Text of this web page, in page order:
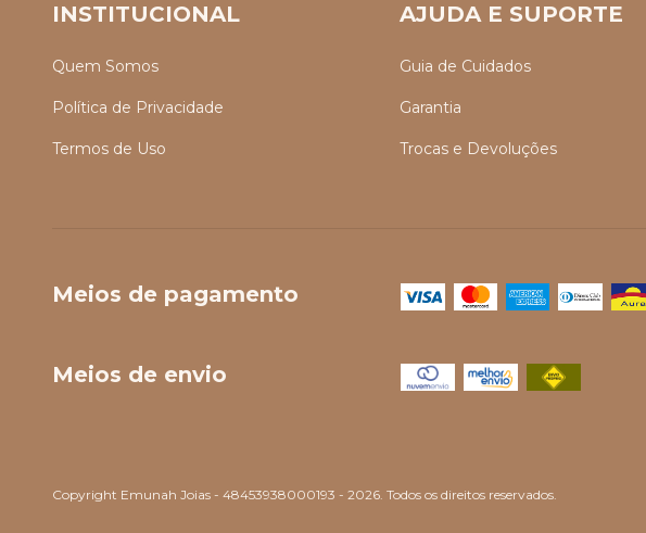
INSTITUCIONAL
Quem Somos
Política de Privacidade
Termos de Uso
AJUDA E SUPORTE
Guia de Cuidados
Garantia
Trocas e Devoluções
Meios de pagamento
Meios de envio
Copyright Emunah Joias - 48453938000193 - 2026. Todos os direitos reservados.